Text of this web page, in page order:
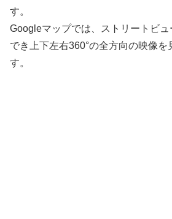
す。
Googleマップでは、ストリートビ
でき上下左右360°の全方向の映像を
す。